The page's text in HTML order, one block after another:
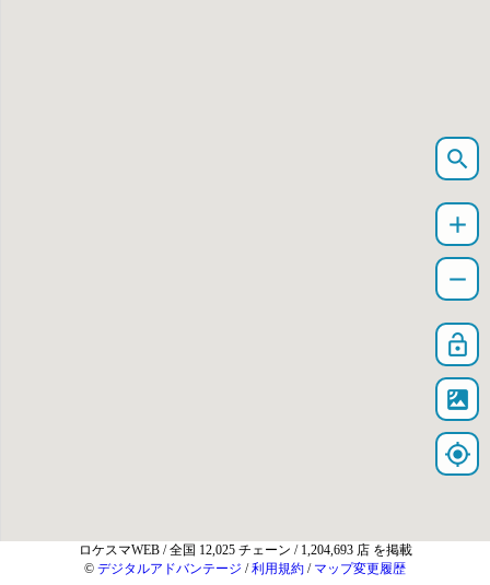
search
add
remove
lock_open
satellite
my_location
ロケスマWEB / 全国 12,025 チェーン / 1,204,693 店 を掲載
© デジタルアドバンテージ /利用規約 / マップ変更履歴